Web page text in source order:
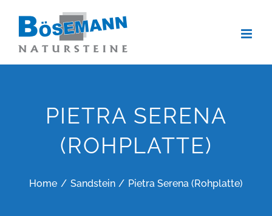
springen
PIETRA SERENA
(ROHPLATTE)
Home Sandstein Pietra Serena (Rohplatte)